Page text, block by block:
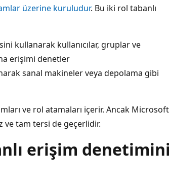
üzerine kuruludur. Bu iki rol tabanlı
kullanarak kullanıcılar, gruplar ve
erişimi denetler
sanal makineler veya depolama gibi
ve rol atamaları içerir. Ancak Microsoft
ve tam tersi de geçerlidir.
erişim denetimini